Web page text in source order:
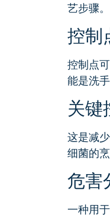
艺步骤。
控制
控制点
能是洗手
关键
这是减
细菌的烹
危害
一种用